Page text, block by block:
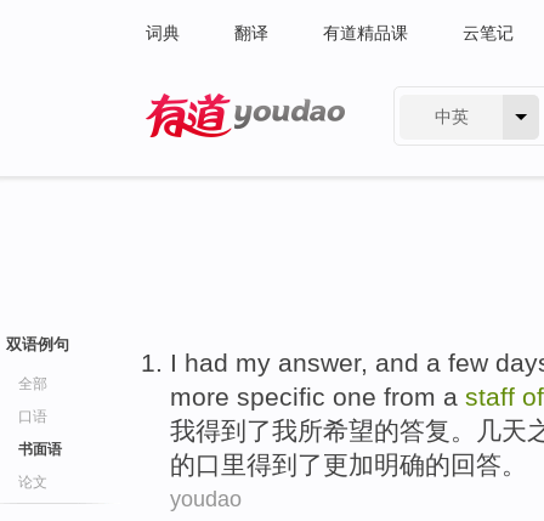
词典 翻译 有道精品课 云笔记
中英
双语例句
全部
口语
书面语
论文
I had my answer, and a few
more specific one from a staff
我得到 了我所希望的答复。几天
的口里得到了更加明确的回答。
youdao